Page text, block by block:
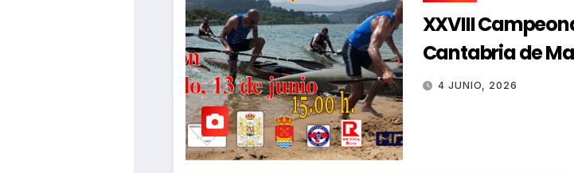
XXVIII
Cantabria de
Regata de
4 JUNIO, 2026